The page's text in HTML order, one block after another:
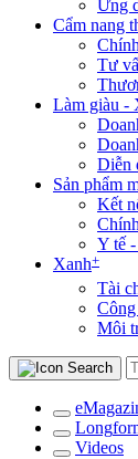
Ứng
Cẩm nang
Tư
Làm giàu -
Diễn
Sản phẩm
Kết
Y tế
Xanh+
Tài
Môi
e
Longf
Videos